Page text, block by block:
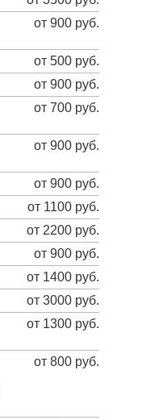
от 900 руб.
от 500 руб.
от 900 руб.
от 700 руб.
от 900 руб.
от 900 руб.
от 1100 руб.
от 2200 руб.
от 900 руб.
от 1400 руб.
от 3000 руб.
от 1300 руб.
от 800 руб.